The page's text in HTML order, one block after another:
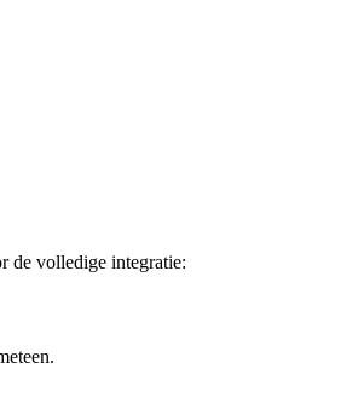
de volledige integratie: